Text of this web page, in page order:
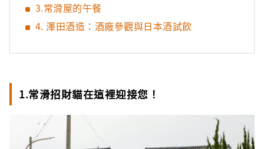
3.常滑屋的午餐
4. 澤田酒造：酒廠參觀與日本酒試飲
1.常滑招財貓在這裡迎接您！